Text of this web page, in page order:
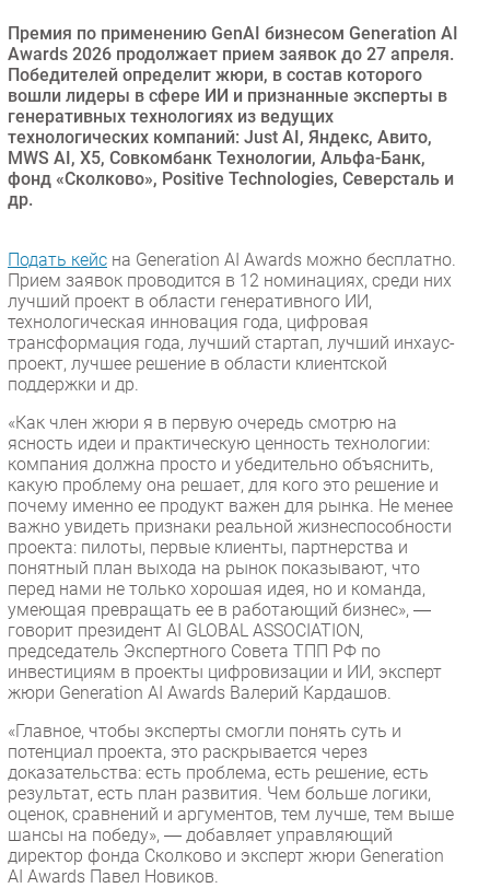
Безопасность
Инновации
CIO/Управление ИТ
Гаджеты
Здоровье
Новости
Аналитика
Интервью
Мероприятия
Проекты
Тестовый стенд
Каталог компаний
Премия по применению GenAI бизнесом Generation AI
Awards 2026 продолжает прием заявок до 27 апреля.
Победителей определит жюри, в состав которого
вошли лидеры в сфере ИИ и признанные эксперты в
генеративных технологиях из ведущих
технологических компаний: Just AI, Яндекс, Авито,
MWS AI, X5, Совкомбанк Технологии, Альфа-Банк,
фонд «Сколково», Positive Technologies, Северсталь и
др.
Подать кейс на Generation AI Awards можно бесплатно.
Прием заявок проводится в 12 номинациях, среди них
лучший проект в области генеративного ИИ,
технологическая инновация года, цифровая
трансформация года, лучший стартап, лучший инхаус-
проект, лучшее решение в области клиентской
поддержки и др.
«Как член жюри я в первую очередь смотрю на
ясность идеи и практическую ценность технологии:
компания должна просто и убедительно объяснить,
какую проблему она решает, для кого это решение и
почему именно ее продукт важен для рынка. Не менее
важно увидеть признаки реальной жизнеспособности
проекта: пилоты, первые клиенты, партнерства и
понятный план выхода на рынок показывают, что
перед нами не только хорошая идея, но и команда,
умеющая превращать ее в работающий бизнес», ―
говорит президент AI GLOBAL ASSOCIATION,
председатель Экспертного Совета ТПП РФ по
инвестициям в проекты цифровизации и ИИ, эксперт
жюри Generation AI Awards Валерий Кардашов.
«Главное, чтобы эксперты смогли понять суть и
потенциал проекта, это раскрывается через
доказательства: есть проблема, есть решение, есть
результат, есть план развития. Чем больше логики,
оценок, сравнений и аргументов, тем лучше, тем выше
шансы на победу», ― добавляет управляющий
директор фонда Сколково и эксперт жюри Generation
AI Awards Павел Новиков.